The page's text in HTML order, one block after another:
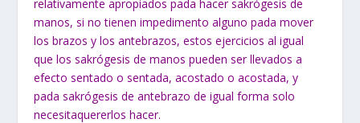
relativamente apropiados pada hacer sakrógesis de
manos, si no tienen impedimento alguno pada mover
los brazos y los antebrazos, estos ejercicios al igual
que los sakrógesis de manos pueden ser llevados a
efecto sentado o sentada, acostado o acostada, y
pada sakrógesis de antebrazo de igual forma solo
necesitaquererlos hacer.